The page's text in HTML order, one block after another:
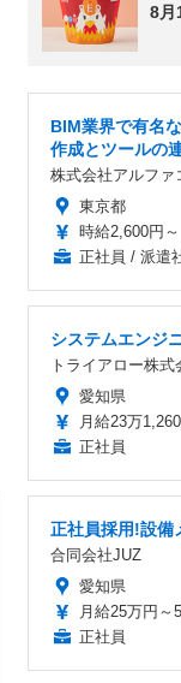
8月
BIM業界で有名
作成とツールの
株式会社アルファ
東京都
時給2,600円～
正社員 / 派遣
システムエンジ
トライアロー株式
愛知県
月給23万
正社員
正社員採用!設備
合同会社JUZ
愛知県
月給25万円～
正社員